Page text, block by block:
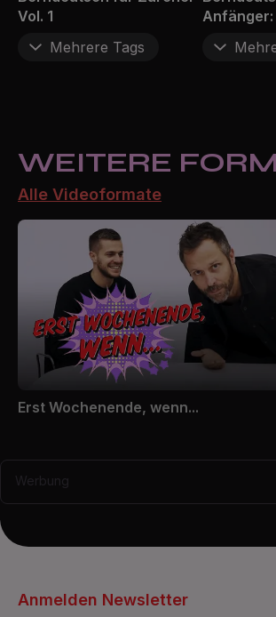
Vol. 1
Mehrere Tags
Anfänger:
WEITERE
Alle Videoformate
Erst Wochenende, wenn...
Werbung
Anmelden Newsletter